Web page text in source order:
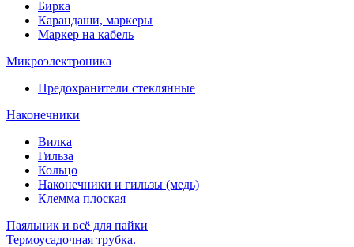
Бирка
Карандаши, маркеры
Маркер на кабель
Микроэлектроника
Предохранители стеклянные
Наконечники
Вилка
Гильза
Кольцо
Наконечники и гильзы (медь)
Клемма плоская
Паяльник и всё для пайки
Термоусадочная трубка.